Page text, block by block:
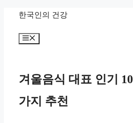
한국인의 건강
메
겨울음식 대표 인기 10
가지 추천